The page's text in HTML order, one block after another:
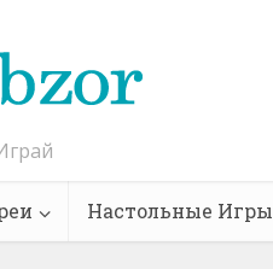
Настольные Игры